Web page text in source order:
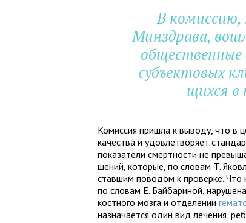
В комис­сию,
Минздрава,
субъ­ек­то­вых
щихся
Комиссия при­шла к выводу, что в
каче­ства и удо­вле­тво­ряет
пока­за­тели смерт­но­сти не
ше­ний, кото­рые, по сло­вам Т.
ставшим пово­дом к про­верке. Что
по словам Е. Байбариной,
кост­ного мозга и отде­ле­нии
назна­ча­ется один вид лече­ния,